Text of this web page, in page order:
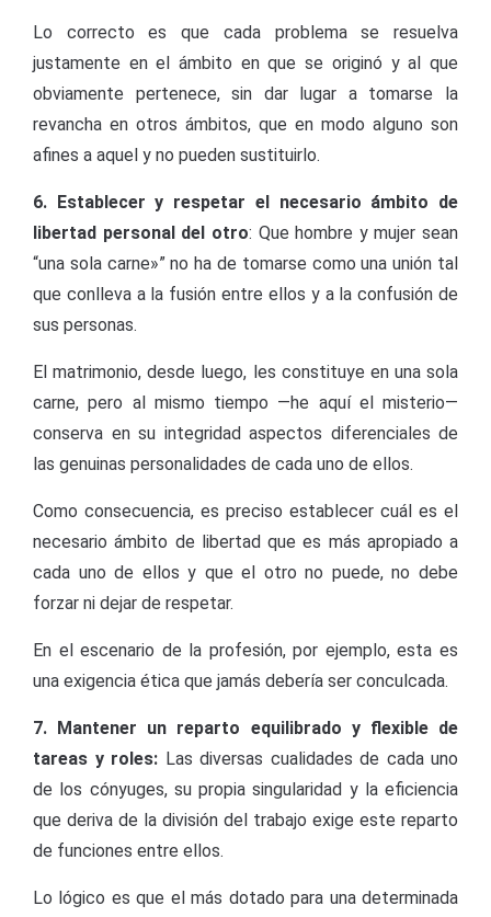
Lo correcto es que cada problema se resuelva
justamente en el ámbito en que se originó y al que
obviamente pertenece, sin dar lugar a tomarse la
revancha en otros ámbitos, que en modo alguno son
afines a aquel y no pueden sustituirlo.
6. Establecer y respetar el necesario ámbito de
libertad personal del otro: Que hombre y mujer sean
“una sola carne»” no ha de tomarse como una unión tal
que conlleva a la fusión entre ellos y a la confusión de
sus personas.
El matrimonio, desde luego, les constituye en una sola
carne, pero al mismo tiempo —he aquí el misterio—
conserva en su integridad aspectos diferenciales de
las genuinas personalidades de cada uno de ellos.
Como consecuencia, es preciso establecer cuál es el
necesario ámbito de libertad que es más apropiado a
cada uno de ellos y que el otro no puede, no debe
forzar ni dejar de respetar.
En el escenario de la profesión, por ejemplo, esta es
una exigencia ética que jamás debería ser conculcada.
7. Mantener un reparto equilibrado y flexible de
tareas y roles: Las diversas cualidades de cada uno
de los cónyuges, su propia singularidad y la eficiencia
que deriva de la división del trabajo exige este reparto
de funciones entre ellos.
Lo lógico es que el más dotado para una determinada